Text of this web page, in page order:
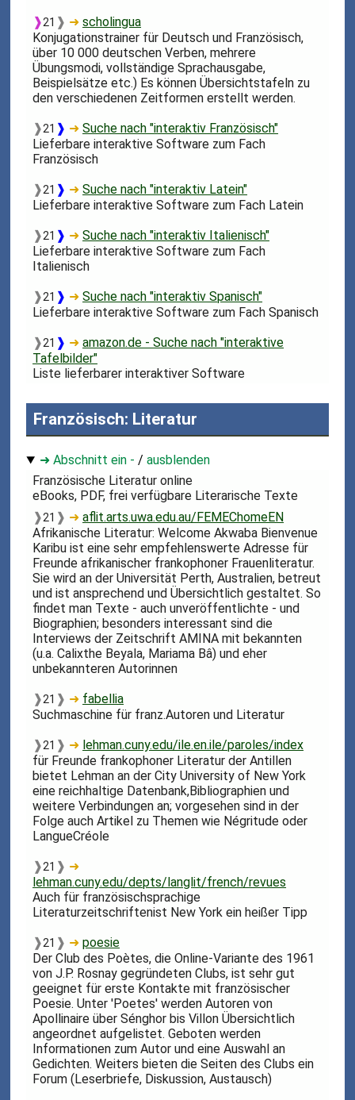
❱21 ❱ ➜scholingua
Konjugationstrainer für Deutsch und Französisch,
über 10 000 deutschen Verben, mehrere
Übungsmodi, vollständige Sprachausgabe,
Beispielsätze etc.) Es können Übersichtstafeln zu
den verschiedenen Zeitformen erstellt werden.
❱21 ❱ ➜Suche nach "interaktiv Französisch"
Lieferbare interaktive Software zum Fach
Französisch
❱21 ❱ ➜Suche nach "interaktiv Latein"
Lieferbare interaktive Software zum Fach Latein
❱21 ❱ ➜Suche nach "interaktiv Italienisch"
Lieferbare interaktive Software zum Fach
Italienisch
❱21 ❱ ➜Suche nach "interaktiv Spanisch"
Lieferbare interaktive Software zum Fach Spanisch
❱21 ❱ ➜amazon.de - Suche nach "interaktive
Tafelbilder"
Liste lieferbarer interaktiver Software
Französisch: Literatur
➜ Abschnitt ein - /ausblenden
Französische Literatur online
eBooks, PDF, frei verfügbare Literarische Texte
❱21 ❱ ➜aflit.arts.uwa.edu.au/FEMEChomeEN
Afrikanische Literatur: Welcome Akwaba Bienvenue
Karibu ist eine sehr empfehlenswerte Adresse für
Freunde afrikanischer frankophoner Frauenliteratur.
Sie wird an der Universität Perth, Australien, betreut
und ist ansprechend und Übersichtlich gestaltet. So
findet man Texte - auch unveröffentlichte - und
Biographien; besonders interessant sind die
Interviews der Zeitschrift AMINA mit bekannten
(u.a. Calixthe Beyala, Mariama Bâ) und eher
unbekannteren Autorinnen
❱21 ❱ ➜ fabellia
Suchmaschine für franz.Autoren und Literatur
❱21 ❱ ➜ lehman.cuny.edu/ile.en.ile/paroles/index
für Freunde frankophoner Literatur der Antillen
bietet Lehman an der City University of New York
eine reichhaltige Datenbank,Bibliographien und
weitere Verbindungen an; vorgesehen sind in der
Folge auch Artikel zu Themen wie Négritude oder
LangueCréole
❱21 ❱ ➜
lehman.cuny.edu/depts/langlit/french/revues
Auch für französischsprachige
Literaturzeitschriftenist New York ein heißer Tipp
❱21 ❱ ➜poesie
Der Club des Poètes, die Online-Variante des 1961
von J.P. Rosnay gegründeten Clubs, ist sehr gut
geeignet für erste Kontakte mit französischer
Poesie. Unter 'Poetes' werden Autoren von
Apollinaire über Sénghor bis Villon Übersichtlich
angeordnet aufgelistet. Geboten werden
Informationen zum Autor und eine Auswahl an
Gedichten. Weiters bieten die Seiten des Clubs ein
Forum (Leserbriefe, Diskussion, Austausch)